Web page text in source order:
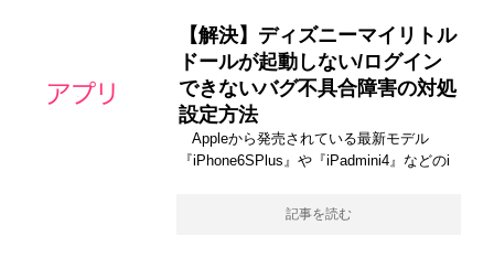
【解決】ディズニーマイリトル
ドールが起動しない/ログイン
できないバグ不具合障害の対処
設定方法
Appleから発売されている最新モデル
『iPhone6SPlus』や『iPadmini4』などのi
記事を読む